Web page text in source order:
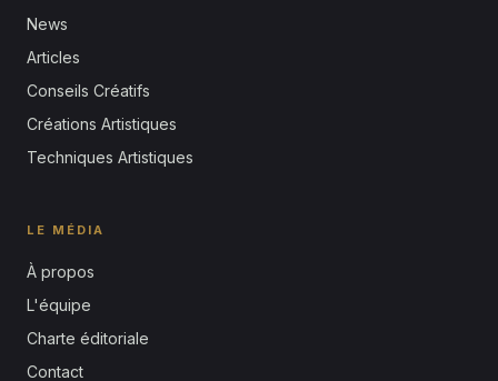
News
Articles
Conseils Créatifs
Créations Artistiques
Techniques Artistiques
LE MÉDIA
À propos
L'équipe
Charte éditoriale
Contact